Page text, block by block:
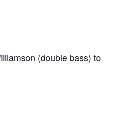
(double bass) to